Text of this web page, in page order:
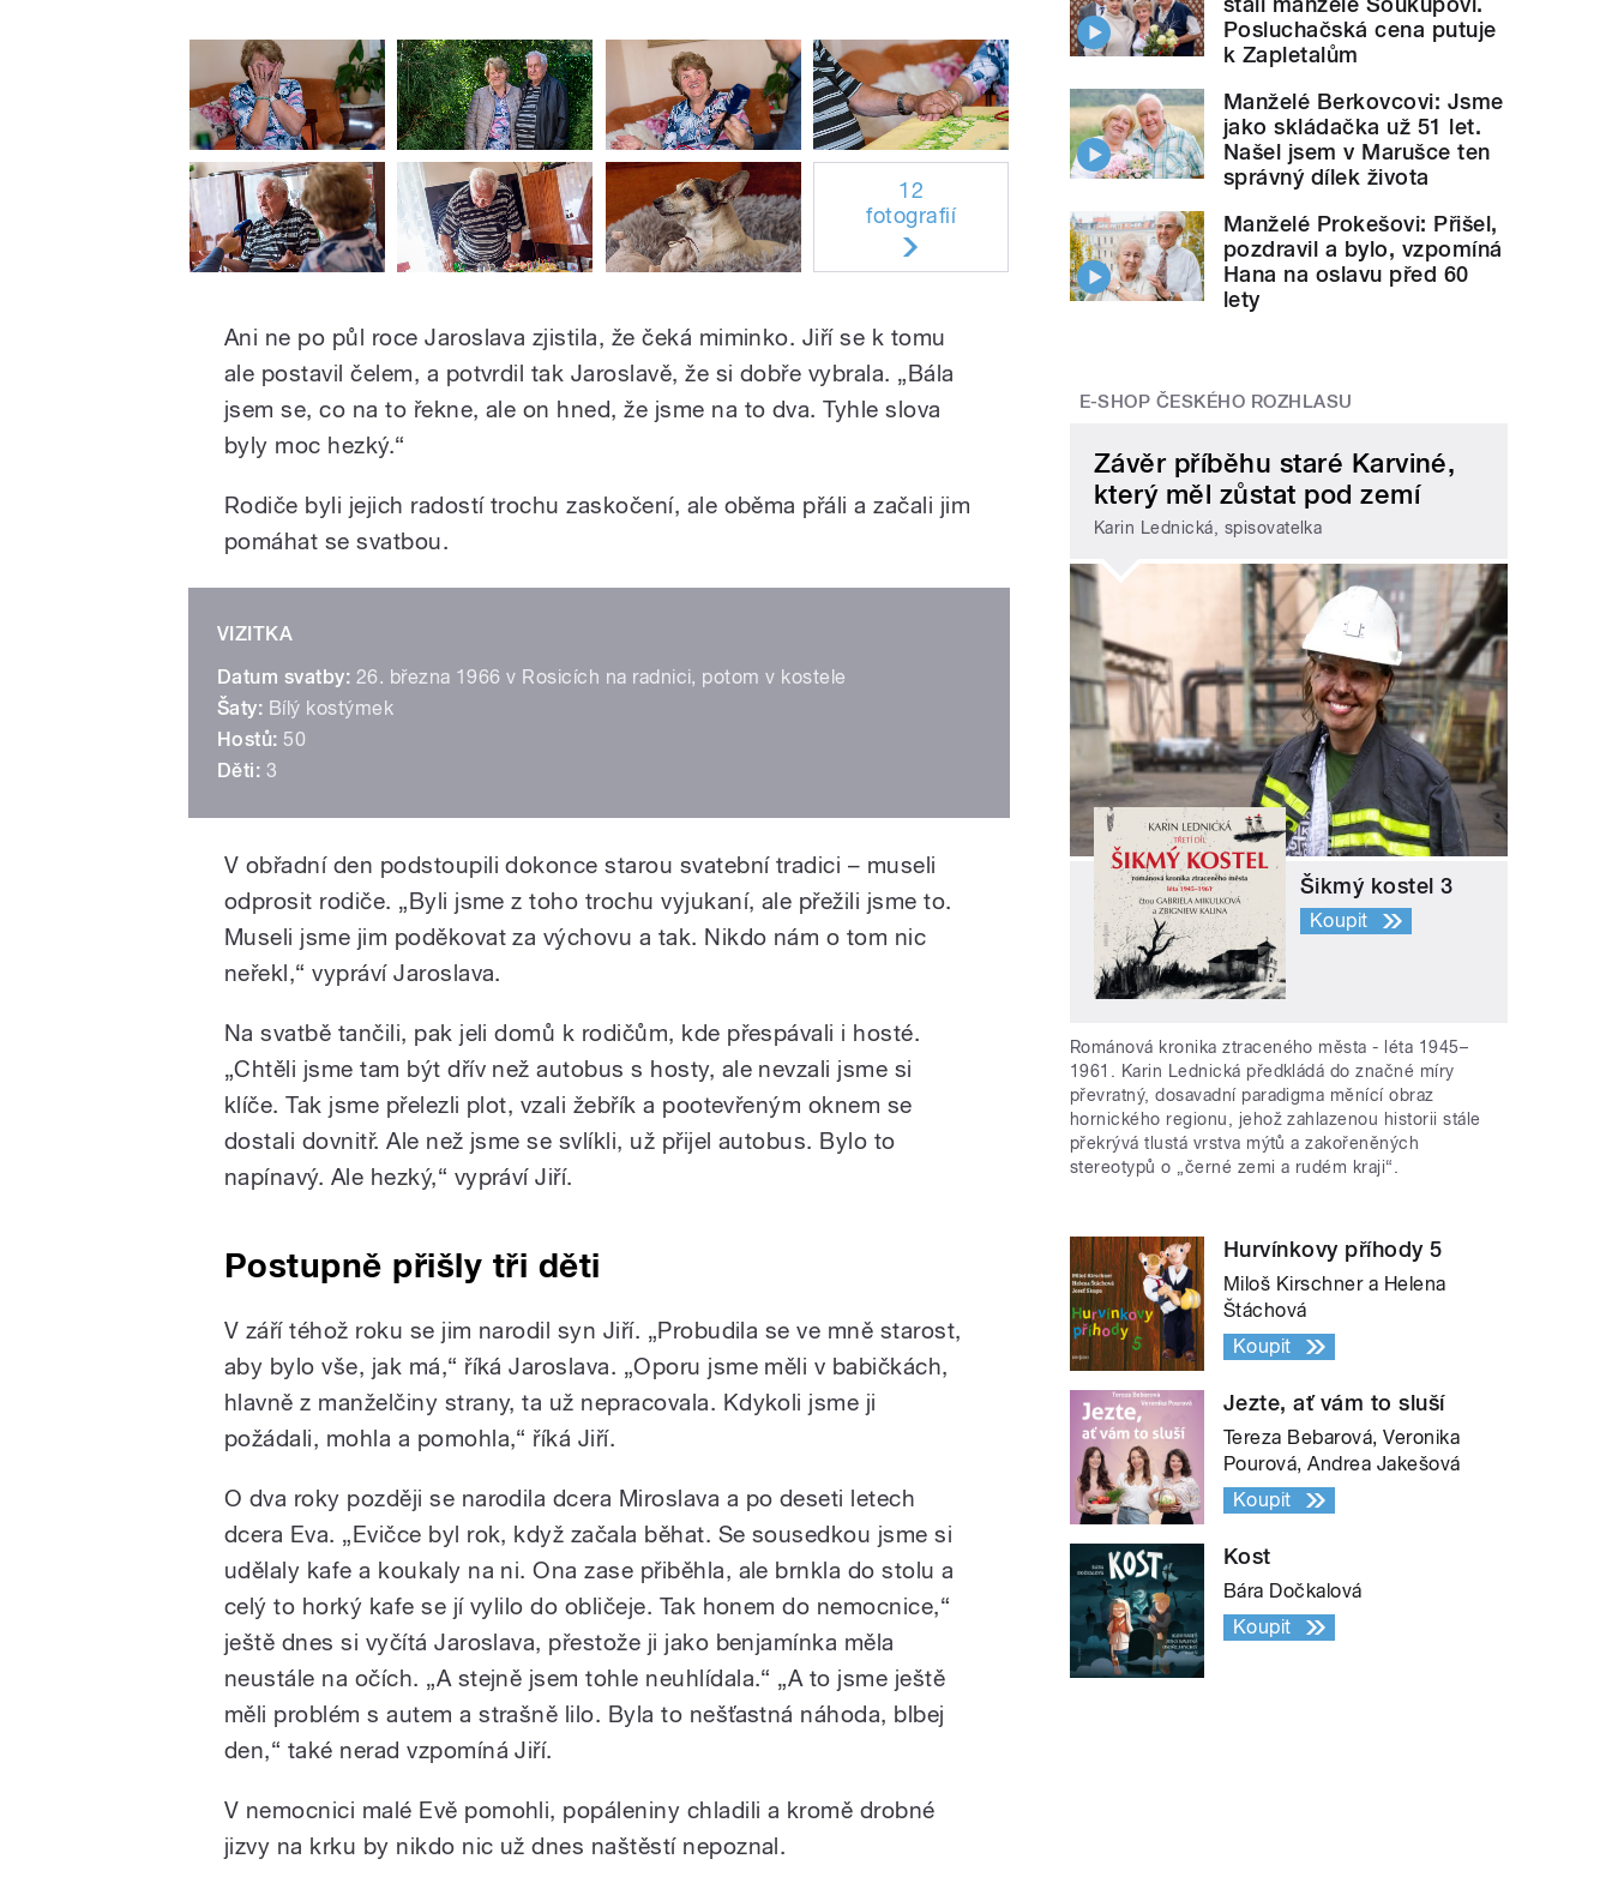
12
fotografií
Ani ne po půl roce Jaroslava zjistila, že čeká miminko. Jiří se k tomu
ale postavil čelem, a potvrdil tak Jaroslavě, že si dobře vybrala. „Bála
jsem se, co na to řekne, ale on hned, že jsme na to dva. Tyhle slova
byly moc hezký.“
Rodiče byli jejich radostí trochu zaskočení, ale oběma přáli a začali jim
pomáhat se svatbou.
VIZITKA
Datum svatby: 26. března 1966 v Rosicích na radnici, potom v kostele
Šaty: Bílý kostýmek
Hostů: 50
Děti: 3
V obřadní den podstoupili dokonce starou svatební tradici – museli
odprosit rodiče. „Byli jsme z toho trochu vyjukaní, ale přežili jsme to.
Museli jsme jim poděkovat za výchovu a tak. Nikdo nám o tom nic
neřekl,“ vypráví Jaroslava.
Na svatbě tančili, pak jeli domů k rodičům, kde přespávali i hosté.
„Chtěli jsme tam být dřív než autobus s hosty, ale nevzali jsme si
klíče. Tak jsme přelezli plot, vzali žebřík a pootevřeným oknem se
dostali dovnitř. Ale než jsme se svlíkli, už přijel autobus. Bylo to
napínavý. Ale hezký,“ vypráví Jiří.
Postupně přišly tři děti
V září téhož roku se jim narodil syn Jiří. „Probudila se ve mně starost,
aby bylo vše, jak má,“ říká Jaroslava. „Oporu jsme měli v babičkách,
hlavně z manželčiny strany, ta už nepracovala. Kdykoli jsme ji
požádali, mohla a pomohla,“ říká Jiří.
O dva roky později se narodila dcera Miroslava a po deseti letech
dcera Eva. „Evičce byl rok, když začala běhat. Se sousedkou jsme si
udělaly kafe a koukaly na ni. Ona zase přiběhla, ale brnkla do stolu a
celý to horký kafe se jí vylilo do obličeje. Tak honem do nemocnice,“
ještě dnes si vyčítá Jaroslava, přestože ji jako benjamínka měla
neustále na očích. „A stejně jsem tohle neuhlídala.“ „A to jsme ještě
měli problém s autem a strašně lilo. Byla to nešťastná náhoda, blbej
den,“ také nerad vzpomíná Jiří.
V nemocnici malé Evě pomohli, popáleniny chladili a kromě drobné
jizvy na krku by nikdo nic už dnes naštěstí nepoznal.
Posluchačská cena putuje
k Zapletalům
Manželé Berkovcovi: Jsme
jako skládačka už 51 let.
Našel jsem v Marušce ten
správný dílek života
Manželé Prokešovi: Přišel,
pozdravil a bylo, vzpomíná
Hana na oslavu před 60
lety
E-SHOP ČESKÉHO ROZHLASU
Závěr příběhu staré Karviné,
který měl zůstat pod zemí
Karin Lednická, spisovatelka
Šikmý kostel 3
Koupit
Románová kronika ztraceného města - léta 1945–
1961. Karin Lednická předkládá do značné míry
převratný, dosavadní paradigma měnící obraz
hornického regionu, jehož zahlazenou historii stále
překrývá tlustá vrstva mýtů a zakořeněných
stereotypů o „černé zemi a rudém kraji“.
Hurvínkovy příhody 5
Miloš Kirschner a Helena
Štáchová
Koupit
Jezte, ať vám to sluší
Tereza Bebarová, Veronika
Pourová, Andrea Jakešová
Koupit
Kost
Bára Dočkalová
Koupit